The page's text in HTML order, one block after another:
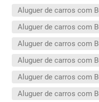
Aluguer de carros com
Aluguer de carros com
Aluguer de carros com
Aluguer de carros com
Aluguer de carros com
Aluguer de carros com